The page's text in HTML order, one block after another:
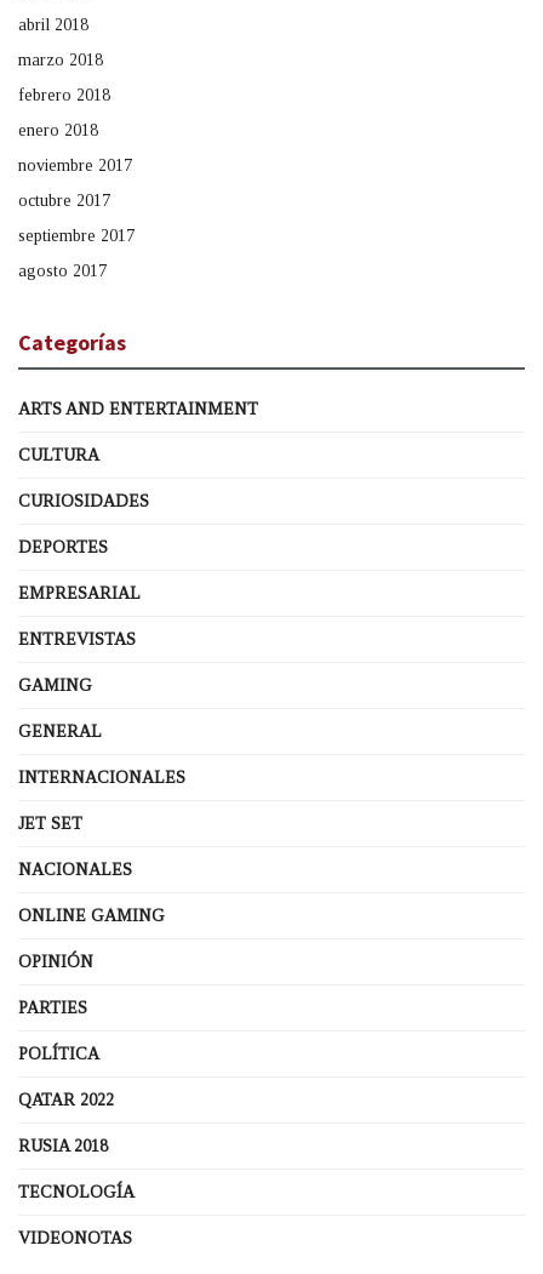
abril 2018
marzo 2018
febrero 2018
enero 2018
noviembre 2017
octubre 2017
septiembre 2017
agosto 2017
Categorías
ARTS AND ENTERTAINMENT
CULTURA
CURIOSIDADES
DEPORTES
EMPRESARIAL
ENTREVISTAS
GAMING
GENERAL
INTERNACIONALES
JET SET
NACIONALES
ONLINE GAMING
OPINIÓN
PARTIES
POLÍTICA
QATAR 2022
RUSIA 2018
TECNOLOGÍA
VIDEONOTAS